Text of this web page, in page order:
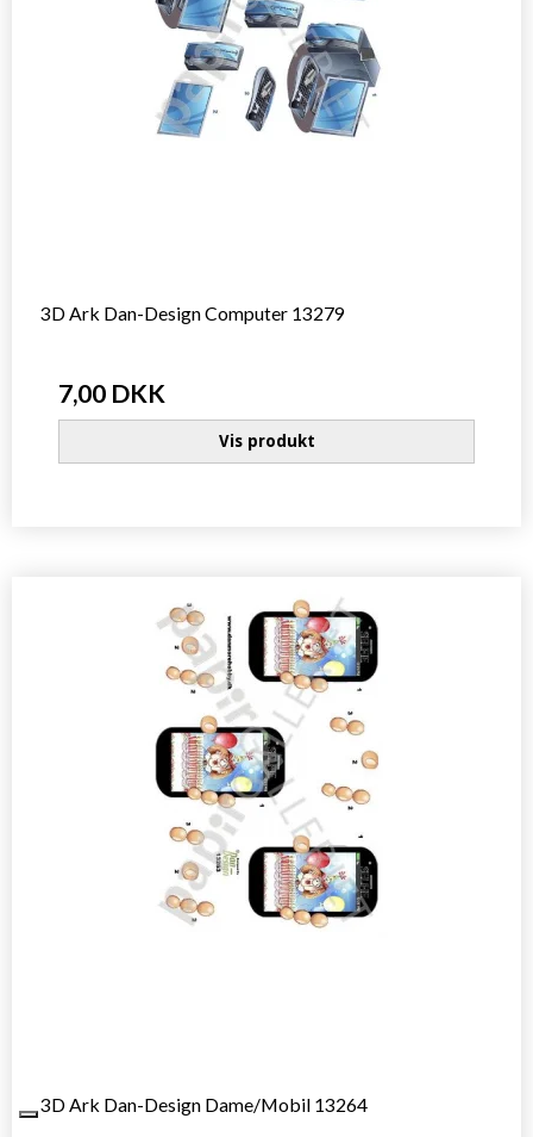
3D Ark Dan-Design Computer 13279
7,00 DKK
Vis produkt
3D Ark Dan-Design Dame/Mobil 13264